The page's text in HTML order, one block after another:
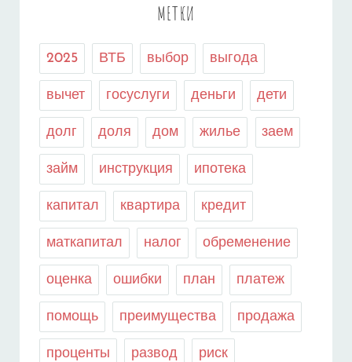
МЕТКИ
2025 ВТБ выбор выгода
вычет госуслуги деньги дети
долг доля дом жилье заем
займ инструкция ипотека
капитал квартира кредит
маткапитал налог обременение
оценка ошибки план платеж
помощь преимущества продажа
проценты развод риск